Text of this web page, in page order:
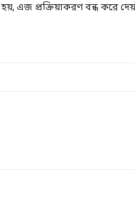
এজ প্রক্রিয়াকরণ বন্ধ করে